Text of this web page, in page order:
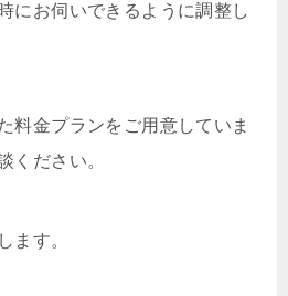
にお伺いできるように調整し
料金プランをご用意していま
ください。
ます。